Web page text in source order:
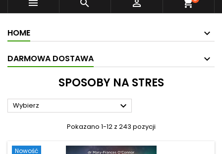
   shopping_cart
HOME
DARMOWA DOSTAWA
SPOSOBY NA STRES
Wybierz 
Pokazano 1-12 z 243 pozycji
Nowość